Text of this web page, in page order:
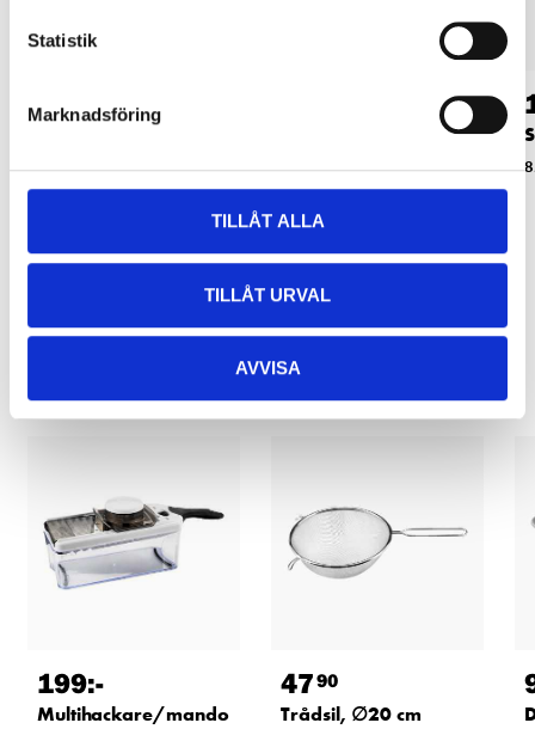
Statistik
Marknadsföring
TILLÅT ALLA
TILLÅT URVAL
AVVISA
29
85-0458 85-0384
Relaterade produkter
199:-
Multihackare/mando
4790
Trådsil, ∅20 cm